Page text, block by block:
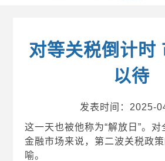
对等关税倒计时
以待
发表时间：2025-
这一天也被他称为“解放日”。
金融市场来说，第二波关税政
喻。